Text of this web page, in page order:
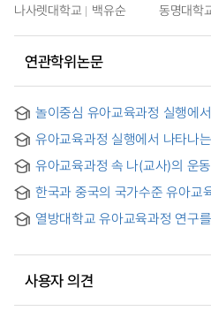
나사렛대학교 백유순 동명대학
연관학위논문
놀이중심 유아교육과정 실행에
and Meaning of Integration in
Childhood Curriculum: Based
유아교육과정 실행에서 나타나
epistem-ological Inquiry into
Knowledge Emmerged Out of
Curriculum: Focusing on
Content
유아교육과정 속 나(교사)의 운
Early Childhood Education
한국과 중국의 국가수준 유아교
Education Curriculum
열방대학교 유아교육과정 연구
Nations' for Young Children
사용자 의견